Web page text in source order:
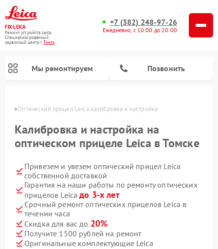
FIX-LEICA
Ремонт устройств Leica
Специализированный
cервисный центр г.Томск
+7 (382) 248-97-26
Ежедневно, с 10:00 до 20:00
Мы ремонтируем Позвонить
Оптический прицел Leica калибровка и настройка
Калибровка и настройка на
оптическом прицеле Leica в Томске
Привезем и увезем оптический прицел Leica
собственной доставкой
Гарантия на наши работы по ремонту оптических
прицелов Leicaдо 3-х лет
Срочный ремонт оптических прицелов Leica в
течении часа
Скидка для вас до 20%
Получите 1500 рублей на ремонт
Оригинальные комплектующие Leica